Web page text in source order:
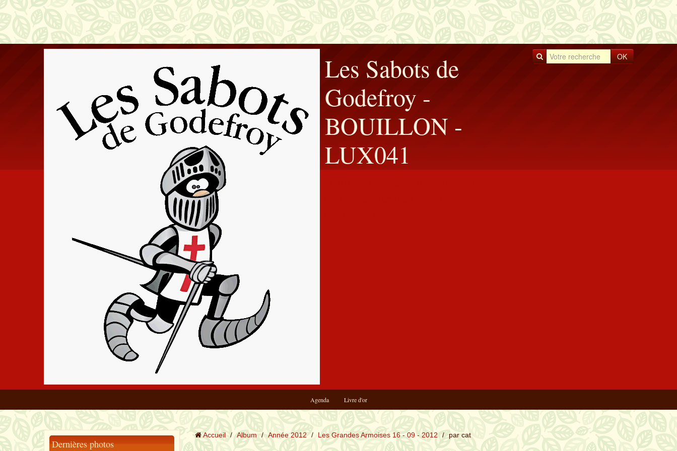
OK
Les Sabots de
Godefroy -
BOUILLON -
LUX041
Agenda Livre d'or
Dernières photos
Accueil / Album / Année 2012 / Les Grandes Armoises 16 - 09 - 2012 / par cat